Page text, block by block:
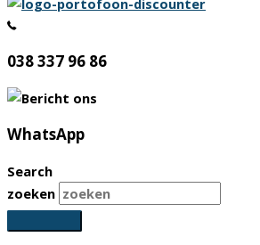
038 337 96 86
WhatsApp
Search
zoeken